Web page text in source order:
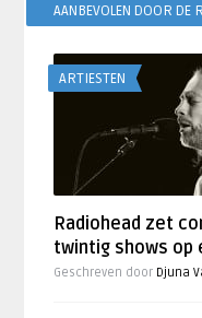
AANBEVOLEN DOOR DE
ARTIESTEN
Radiohead zet
twintig shows op
Geschreven door Djuna